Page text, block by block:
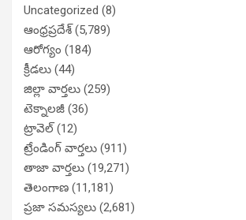
Uncategorized (8)
ఆంధ్రప్రదేశ్(5,789)
ఆరోగ్యం (184)
క్రీడలు (44)
జిల్లా వార్తలు (259)
టెక్నాలజీ (36)
ట్రావెల్(12)
ట్రేండింగ్ వార్తలు (911)
తాజా వార్తలు (19,271)
తెలంగాణ (11,181)
ప్రజా సమస్యలు (2,681)